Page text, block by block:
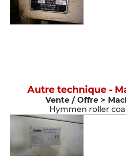
Autre technique -
Vente / Offre >
Hymmen roller